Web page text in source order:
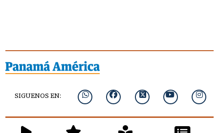
SIGUENOS EN: